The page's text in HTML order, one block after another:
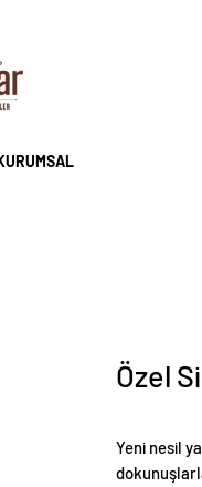
Özel
Yeni nesil